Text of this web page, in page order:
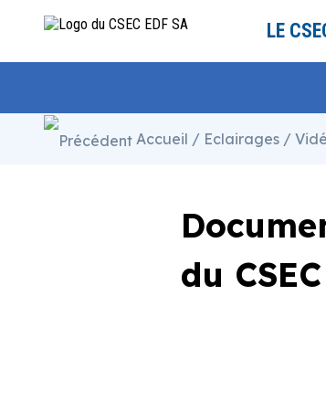
LE
Accueil / Eclairages /
du CSEC